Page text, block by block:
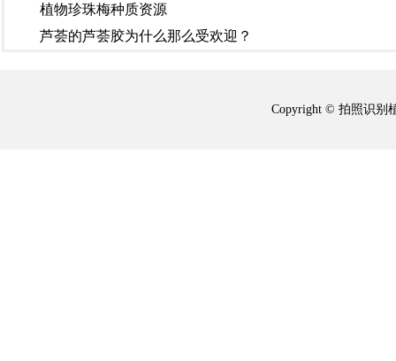
植物珍珠梅种质资源
芦荟的芦荟胶为什么那么受欢迎？
Copyright © 拍照识别